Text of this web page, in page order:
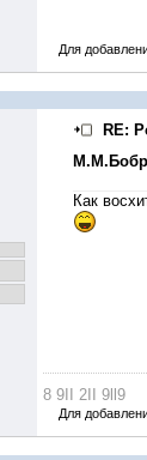
Для
RE:
Как
8 9II 2II 9ll9
Для